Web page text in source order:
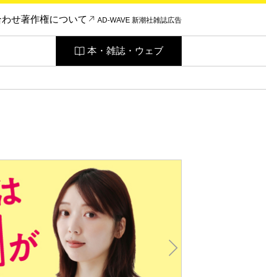
わせ著作権について AD-WAVE 新潮社雑誌広告
本・雑誌・ウェブ